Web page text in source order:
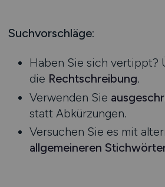
Schienen- / Straßen- / Luft- /
Supply Chain Management
Vertrieb / Verkauf / Handel
Zoll / Behörden
Sonstige
Mecklenburg-Vorpommern
Nordrhein-Westfalen
Rheinland-Pfalz
Saarland
Sachsen
Sachsen-Anhalt
Schleswig-Holstein
Suchvorschläge:
Haben Sie sich vertippt?
die Rechtschreibung.
Verwenden Sie
statt Abkürzungen.
Versuchen Sie es mit
allgemeineren